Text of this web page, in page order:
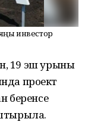
инвестор
19 эш урыны
проект
беренсе